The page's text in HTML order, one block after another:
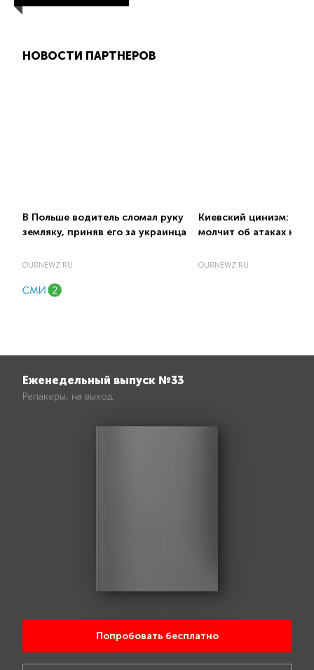
НОВОСТИ ПАРТНЕРОВ
В Польше водитель сломал руку
земляку, приняв его за украинца
OURNEWZ.RU
Киевский цинизм:
молчит об атаках на
OURNEWZ.RU
Еженедельный выпуск №33
Репакеры, на выход
Попробовать бесплатно